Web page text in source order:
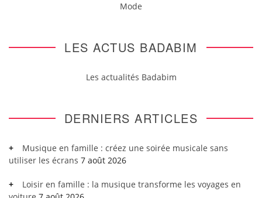
Mode
LES ACTUS BADABIM
Les actualités Badabim
DERNIERS ARTICLES
Musique en famille : créez une soirée musicale sans
utiliser les écrans 7 août 2026
Loisir en famille : la musique transforme les voyages en